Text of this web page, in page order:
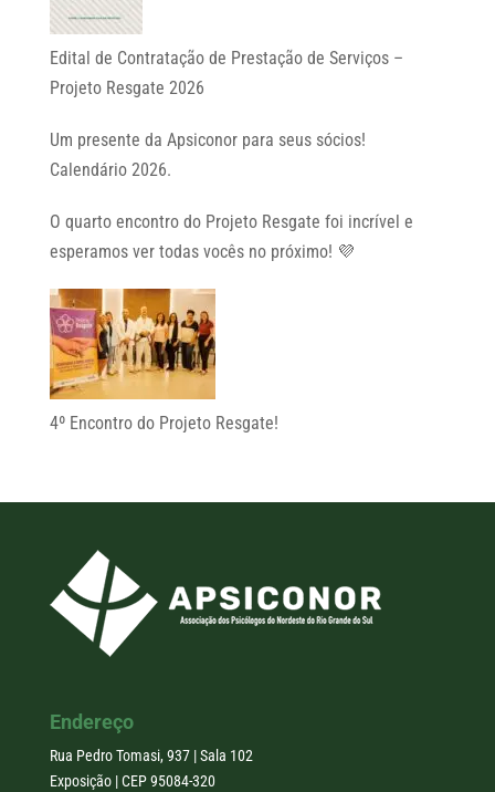
Edital de Contratação de Prestação de Serviços –
Projeto Resgate 2026
Um presente da Apsiconor para seus sócios!
Calendário 2026.
O quarto encontro do Projeto Resgate foi incrível e
esperamos ver todas vocês no próximo! 💜
4º Encontro do Projeto Resgate!
Endereço
Rua Pedro Tomasi, 937 | Sala 102
Exposição | CEP 95084-320